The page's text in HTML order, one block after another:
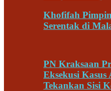
Khofifah
Serentak di
PN Kraksaan
Eksekusi Kasus
Tekankan Sisi